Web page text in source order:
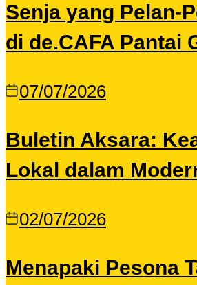
Senja yang Pelan-
di de.CAFA Pantai
07/07/2026
Buletin Aksara:
Lokal dalam
02/07/2026
Menapaki Pesona